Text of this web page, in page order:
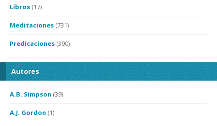
Libros (17)
Meditaciones (731)
Predicaciones (390)
Autores
A.B. Simpson (39)
A.J. Gordon (1)